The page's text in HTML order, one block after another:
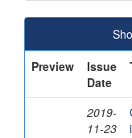
Preview
Issue
Date
2019-
11-23